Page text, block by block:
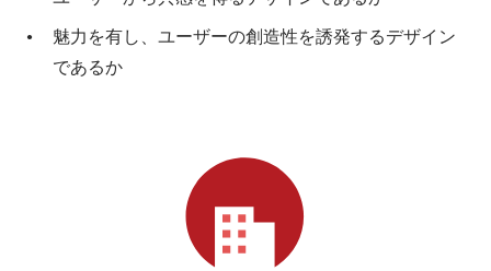
魅力を有し、ユーザーの創造性を誘発するデザイン
であるか